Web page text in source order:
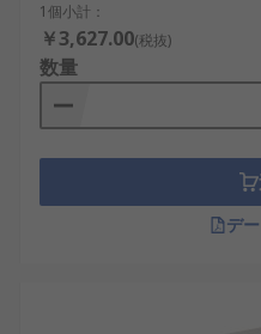
1個小計：
￥3,627.00(税抜)
数量
デ